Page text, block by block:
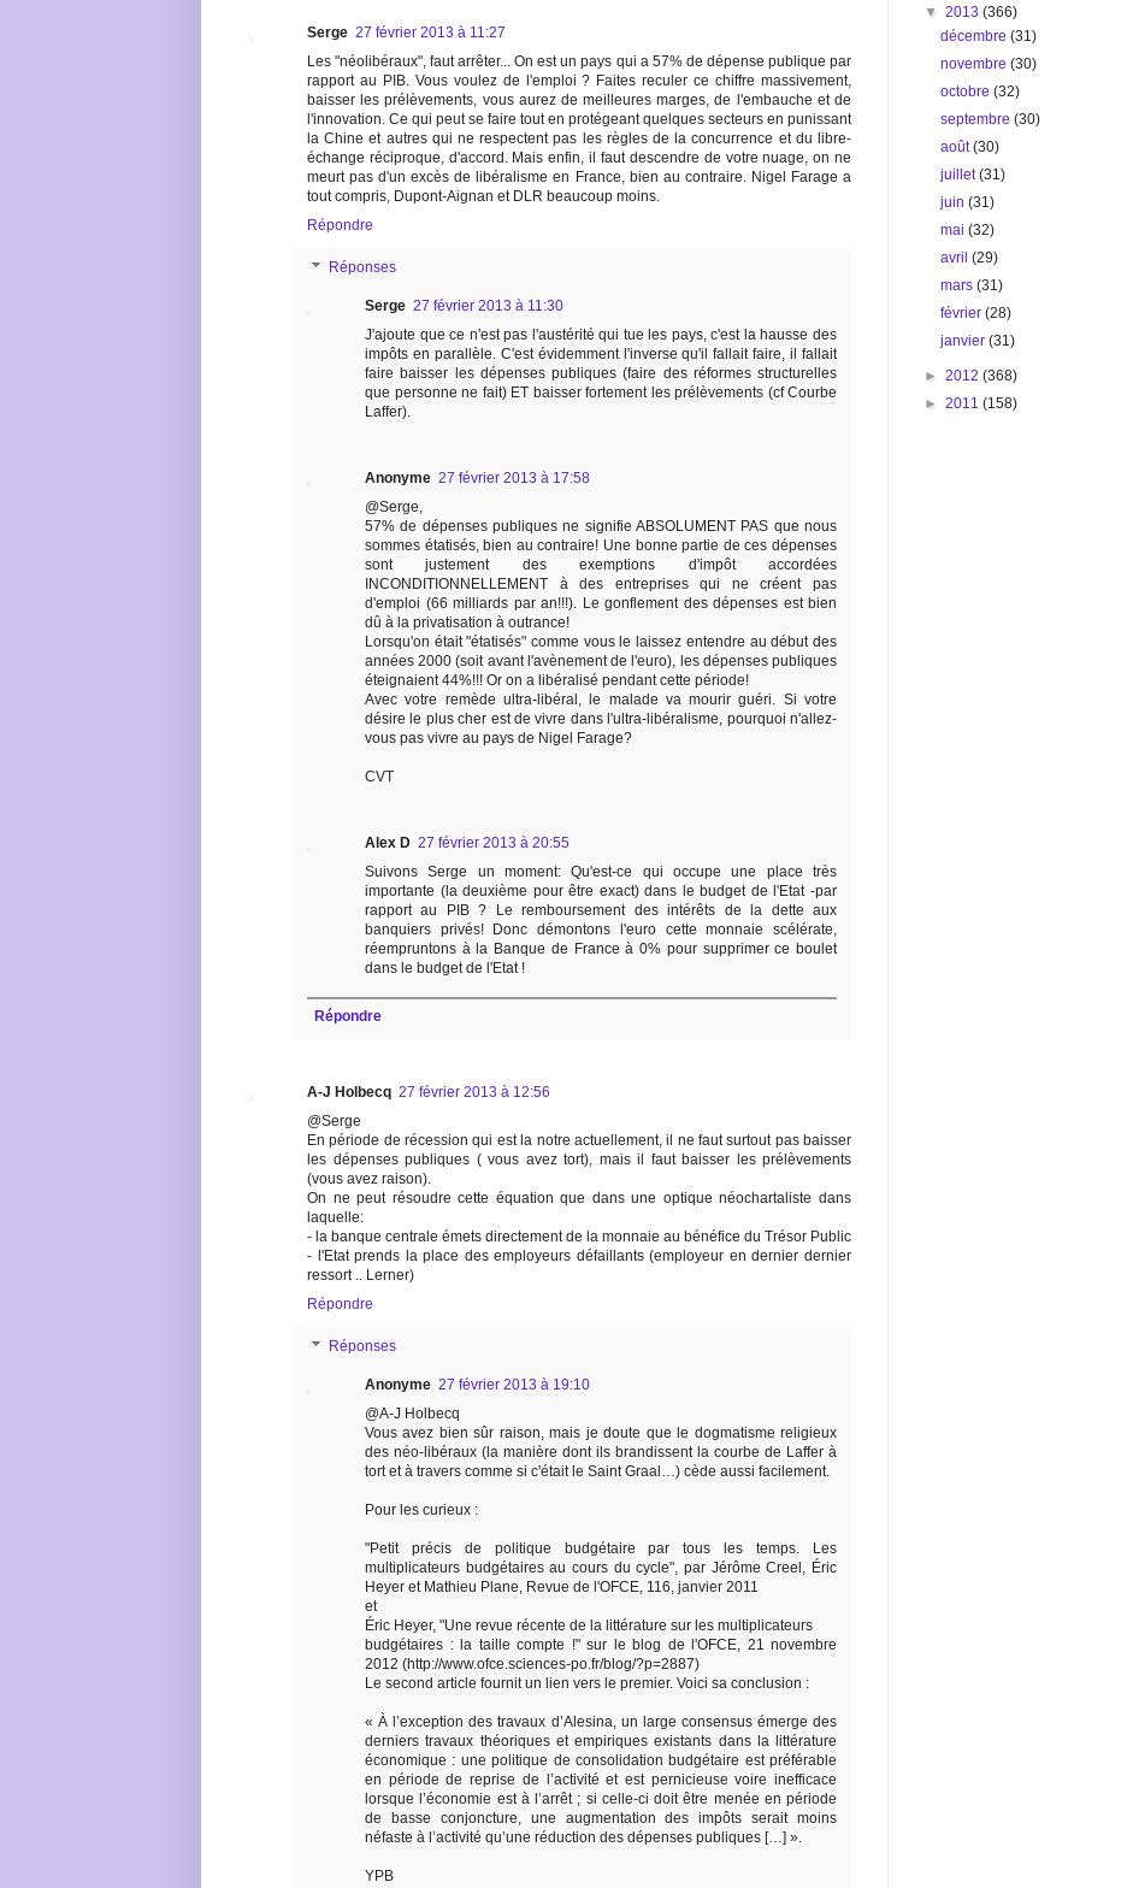
Serge 27 février 2013 à 11:27
Les "néolibéraux", faut arrêter... On est un pays qui a 57% de dépense publique par
rapport au PIB. Vous voulez de l'emploi ? Faites reculer ce chiffre massivement,
baisser les prélèvements, vous aurez de meilleures marges, de l'embauche et de
l'innovation. Ce qui peut se faire tout en protégeant quelques secteurs en punissant
la Chine et autres qui ne respectent pas les règles de la concurrence et du libre-
échange réciproque, d'accord. Mais enfin, il faut descendre de votre nuage, on ne
meurt pas d'un excès de libéralisme en France, bien au contraire. Nigel Farage a
tout compris, Dupont-Aignan et DLR beaucoup moins.
Répondre
Réponses
Serge 27 février 2013 à 11:30
J'ajoute que ce n'est pas l'austérité qui tue les pays, c'est la hausse des
impôts en parallèle. C'est évidemment l'inverse qu'il fallait faire, il fallait
faire baisser les dépenses publiques (faire des réformes structurelles
que personne ne fait) ET baisser fortement les prélèvements (cf Courbe
Laffer).
Anonyme 27 février 2013 à 17:58
@Serge,
57% de dépenses publiques ne signifie ABSOLUMENT PAS que nous
sommes étatisés, bien au contraire! Une bonne partie de ces dépenses
sont justement des exemptions d'impôt accordées
INCONDITIONNELLEMENT à des entreprises qui ne créent pas
d'emploi (66 milliards par an!!!). Le gonflement des dépenses est bien
dû à la privatisation à outrance!
Lorsqu'on était "étatisés" comme vous le laissez entendre au début des
années 2000 (soit avant l'avènement de l'euro), les dépenses publiques
éteignaient 44%!!! Or on a libéralisé pendant cette période!
Avec votre remède ultra-libéral, le malade va mourir guéri. Si votre
désire le plus cher est de vivre dans l'ultra-libéralisme, pourquoi n'allez-
vous pas vivre au pays de Nigel Farage?
CVT
Alex D 27 février 2013 à 20:55
Suivons Serge un moment: Qu'est-ce qui occupe une place très
importante (la deuxième pour être exact) dans le budget de l'Etat -par
rapport au PIB ? Le remboursement des intérêts de la dette aux
banquiers privés! Donc démontons l'euro cette monnaie scélérate,
réempruntons à la Banque de France à 0% pour supprimer ce boulet
dans le budget de l'Etat !
Répondre
A-J Holbecq 27 février 2013 à 12:56
@Serge
En période de récession qui est la notre actuellement, il ne faut surtout pas baisser
les dépenses publiques ( vous avez tort), mais il faut baisser les prélèvements
(vous avez raison).
On ne peut résoudre cette équation que dans une optique néochartaliste dans
laquelle:
- la banque centrale émets directement de la monnaie au bénéfice du Trésor Public
- l'Etat prends la place des employeurs défaillants (employeur en dernier dernier
ressort .. Lerner)
Répondre
Réponses
Anonyme 27 février 2013 à 19:10
@A-J Holbecq
Vous avez bien sûr raison, mais je doute que le dogmatisme religieux
des néo-libéraux (la manière dont ils brandissent la courbe de Laffer à
tort et à travers comme si c'était le Saint Graal…) cède aussi facilement.
Pour les curieux :
"Petit précis de politique budgétaire par tous les temps. Les
multiplicateurs budgétaires au cours du cycle", par Jérôme Creel, Éric
Heyer et Mathieu Plane, Revue de l'OFCE, 116, janvier 2011
et
Éric Heyer, "Une revue récente de la littérature sur les multiplicateurs
budgétaires : la taille compte !" sur le blog de l'OFCE, 21 novembre
2012 (http://www.ofce.sciences-po.fr/blog/?p=2887)
Le second article fournit un lien vers le premier. Voici sa conclusion :
« À l’exception des travaux d’Alesina, un large consensus émerge des
derniers travaux théoriques et empiriques existants dans la littérature
économique : une politique de consolidation budgétaire est préférable
en période de reprise de l’activité et est pernicieuse voire inefficace
lorsque l’économie est à l’arrêt ; si celle-ci doit être menée en période
de basse conjoncture, une augmentation des impôts serait moins
néfaste à l’activité qu’une réduction des dépenses publiques […] ».
YPB
▼ 2013 (366)
décembre(31)
novembre(30)
octobre(32)
septembre(30)
août(30)
juillet(31)
juin(31)
mai(32)
avril(29)
mars(31)
février(28)
janvier(31)
► 2012 (368)
► 2011 (158)